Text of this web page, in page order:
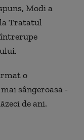
Modi a
Tratatul
o
sângeroasă -
de ani.